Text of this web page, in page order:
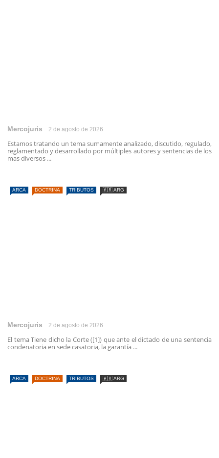
Mercojuris 2 de agosto de 2026
Estamos tratando un tema sumamente analizado, discutido, regulado,
reglamentado y desarrollado por múltiples autores y sentencias de los
mas diversos ...
ARCA DOCTRINA TRIBUTOS 🇦🇷 ARG
Mercojuris 2 de agosto de 2026
El tema Tiene dicho la Corte ([1]) que ante el dictado de una sentencia
condenatoria en sede casatoria, la garantía ...
ARCA DOCTRINA TRIBUTOS 🇦🇷 ARG